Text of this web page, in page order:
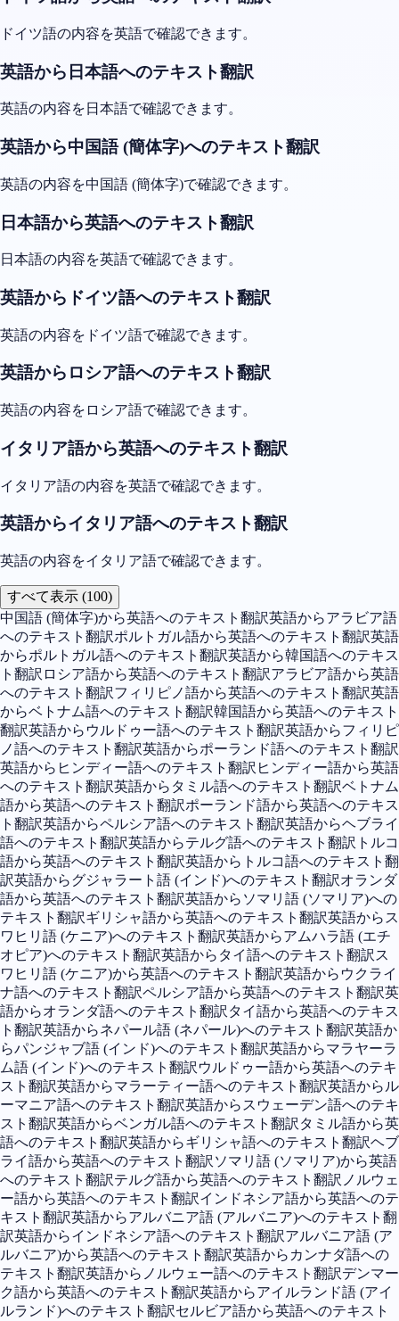
ドイツ語の内容を英語で確認できます。
英語から日本語へのテキスト翻訳
英語の内容を日本語で確認できます。
英語から中国語 (簡体字)へのテキスト翻訳
英語の内容を中国語 (簡体字)で確認できます。
日本語から英語へのテキスト翻訳
日本語の内容を英語で確認できます。
英語からドイツ語へのテキスト翻訳
英語の内容をドイツ語で確認できます。
英語からロシア語へのテキスト翻訳
英語の内容をロシア語で確認できます。
イタリア語から英語へのテキスト翻訳
イタリア語の内容を英語で確認できます。
英語からイタリア語へのテキスト翻訳
英語の内容をイタリア語で確認できます。
すべて表示 (100)
中国語 (簡体字)から英語へのテキスト翻訳英語からアラビア語
へのテキスト翻訳ポルトガル語から英語へのテキスト翻訳英語
からポルトガル語へのテキスト翻訳英語から韓国語へのテキス
ト翻訳 ロシア語から英語へのテキスト翻訳アラビア語から英語
へのテキスト翻訳フィリピノ語から英語へのテキスト翻訳英語
からベトナム語へのテキスト翻訳韓国語から英語へのテキスト
翻訳英語からウルドゥー語へのテキスト翻訳英語からフィリピ
ノ語へのテキスト翻訳英語からポーランド語へのテキスト翻訳
英語からヒンディー語へのテキスト翻訳 ヒンディー語から英語
へのテキスト翻訳英語からタミル語へのテキスト翻訳ベトナム
語から英語へのテキスト翻訳ポーランド語から英語へのテキス
ト翻訳英語からペルシア語へのテキスト翻訳英語からヘブライ
語へのテキスト翻訳英語からテルグ語へのテキスト翻訳 トルコ
語から英語へのテキスト翻訳英語からトルコ語へのテキスト翻
訳英語からグジャラート語 (インド)へのテキスト翻訳オランダ
語から英語へのテキスト翻訳英語からソマリ語 (ソマリア)への
テキスト翻訳ギリシャ語から英語へのテキスト翻訳英語からス
ワヒリ語 (ケニア)へのテキスト翻訳英語からアムハラ語 (エチ
オピア)へのテキスト翻訳英語からタイ語へのテキスト翻訳 ス
ワヒリ語 (ケニア)から英語へのテキスト翻訳英語からウクライ
ナ語へのテキスト翻訳ペルシア語から英語へのテキスト翻訳英
語からオランダ語へのテキスト翻訳 タイ語から英語へのテキス
ト翻訳英語からネパール語 (ネパール)へのテキスト翻訳英語か
らパンジャブ語 (インド)へのテキスト翻訳英語からマラヤーラ
ム語 (インド)へのテキスト翻訳 ウルドゥー語から英語へのテキ
スト翻訳英語からマラーティー語へのテキスト翻訳英語からル
ーマニア語へのテキスト翻訳英語からスウェーデン語へのテキ
スト翻訳英語からベンガル語へのテキスト翻訳 タミル語から英
語へのテキスト翻訳英語からギリシャ語へのテキスト翻訳ヘブ
ライ語から英語へのテキスト翻訳 ソマリ語 (ソマリア)から英語
へのテキスト翻訳テルグ語から英語へのテキスト翻訳 ノルウェ
ー語から英語へのテキスト翻訳インドネシア語から英語へのテ
キスト翻訳英語からアルバニア語 (アルバニア)へのテキスト翻
訳英語からインドネシア語へのテキスト翻訳アルバニア語 (ア
ルバニア)から英語へのテキスト翻訳英語からカンナダ語への
テキスト翻訳英語からノルウェー語へのテキスト翻訳デンマー
ク語から英語へのテキスト翻訳英語からアイルランド語 (アイ
ルランド)へのテキスト翻訳セルビア語から英語へのテキスト